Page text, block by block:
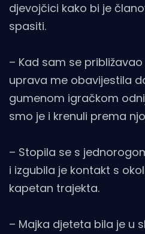
djevojčici kako bi je
spasiti.
– Kad sam se
uprava me obavijestila
gumenom igračkom
smo je i krenuli prema
– Stopila se s
i izgubila je kontakt s
kapetan trajekta.
– Majka djeteta bila je u